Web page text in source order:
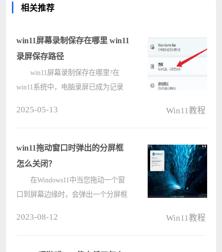
相关推荐
win11屏幕录制保存在哪里 win11
录屏保存路径
win11屏幕录制保存在哪里?在
win11系统中，电脑录屏已成为记录
电脑系统之家小编分享的win11屏幕
录制保存????
2025-05-13 Win11教程
win11拖动窗口时弹出的分屏框
怎么关闭？
在Windows11中当您拖动一个窗
口到屏幕边缘时，会弹出一个分屏框
2023-08-12 Win11教程